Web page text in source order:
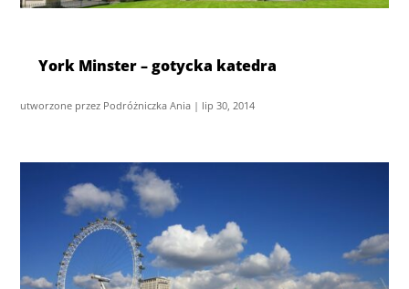
York Minster – gotycka katedra
utworzone przez Podróżniczka Ania | lip 30, 2014